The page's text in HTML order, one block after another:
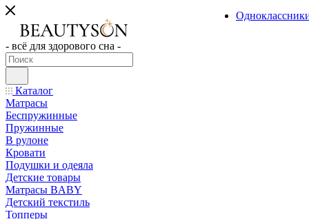
- всё для здорового сна -
Каталог
Матрасы
Беспружинные
Пружинные
В рулоне
Кровати
Подушки и одеяла
Детские товары
Матрасы BABY
Детский текстиль
Топперы